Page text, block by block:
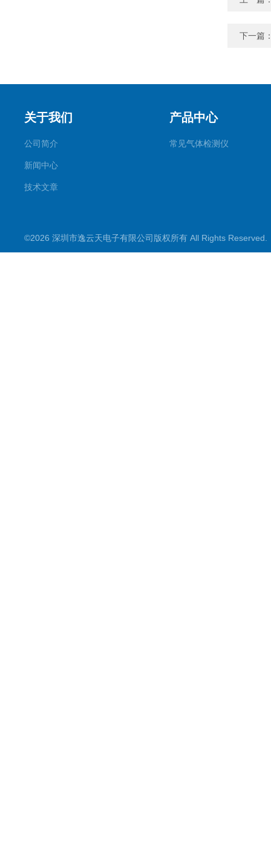
下一篇
关于我们
公司简介
新闻中心
技术文章
产品中心
常见气体检测仪
©2026 深圳市逸云天电子有限公司版权所有 All Rights